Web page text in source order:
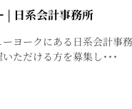
| 日系会計事務所
ヨークにある日系会計事
ただける方を募集し･･･